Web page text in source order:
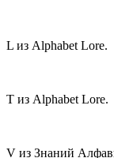
L из Alphabet Lore.
T из Alphabet Lore.
V из Знаний